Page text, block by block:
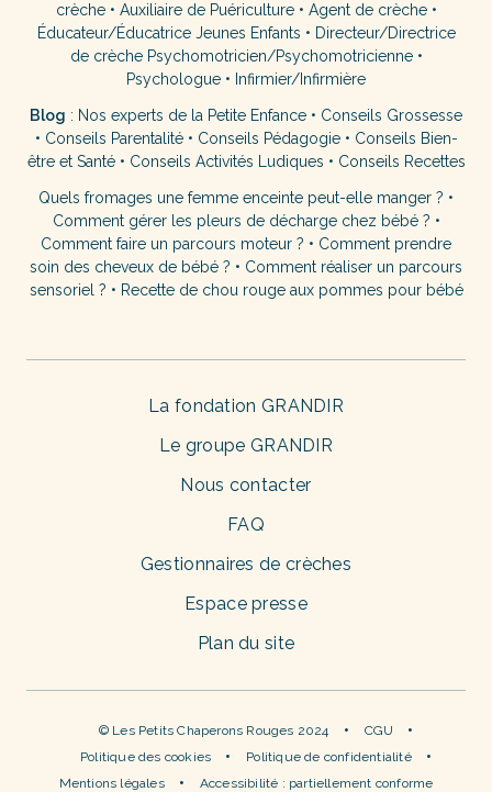
crèche• Auxiliaire de Puériculture• Agent de crèche•
Éducateur/Éducatrice Jeunes Enfants • Directeur/Directrice
de crèche Psychomotricien/Psychomotricienne•
Psychologue • Infirmier/Infirmière
Blog : Nos experts de la Petite Enfance • Conseils Grossesse
• Conseils Parentalité• Conseils Pédagogie• Conseils Bien-
être et Santé• Conseils Activités Ludiques • Conseils Recettes
Quels fromages une femme enceinte peut-elle manger ? •
Comment gérer les pleurs de décharge chez bébé ? •
Comment faire un parcours moteur ? • Comment prendre
soin des cheveux de bébé ? • Comment réaliser un parcours
sensoriel ? • Recette de chou rouge aux pommes pour bébé
La fondation GRANDIR
Le groupe GRANDIR
Nous contacter
FAQ
Gestionnaires de crèches
Espace presse
Plan du site
© Les Petits Chaperons Rouges 2024
CGU
Politique des cookies
Politique de confidentialité
Mentions légales
Accessibilité : partiellement conforme